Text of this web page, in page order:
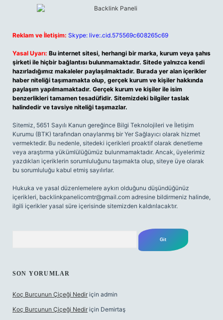
Reklam ve İletişim: Skype: live:.cid.575569c608265c69
Yasal Uyarı: Bu internet sitesi, herhangi bir marka, kurum veya şahıs
şirketi ile hiçbir bağlantısı bulunmamaktadır. Sitede yalnızca kendi
hazırladığımız makaleler paylaşılmaktadır. Burada yer alan içerikler
haber niteliği taşımamakta olup, gerçek kurum ve kişiler hakkında
paylaşım yapılmamaktadır. Gerçek kurum ve kişiler ile isim
benzerlikleri tamamen tesadüfidir. Sitemizdeki bilgiler taslak
halindedir ve tavsiye niteliği taşımazlar.
Sitemiz, 5651 Sayılı Kanun gereğince Bilgi Teknolojileri ve İletişim
Kurumu (BTK) tarafından onaylanmış bir Yer Sağlayıcı olarak hizmet
vermektedir. Bu nedenle, sitedeki içerikleri proaktif olarak denetleme
veya araştırma yükümlülüğümüz bulunmamaktadır. Ancak, üyelerimiz
yazdıkları içeriklerin sorumluluğunu taşımakta olup, siteye üye olarak
bu sorumluluğu kabul etmiş sayılırlar.
Hukuka ve yasal düzenlemelere aykırı olduğunu düşündüğünüz
içerikleri, backlinkpanelicomtr@gmail.com adresine bildirmeniz halinde,
ilgili içerikler yasal süre içerisinde sitemizden kaldırılacaktır.
SON YORUMLAR
Koç Burcunun Çiçeği Nedir için admin
Koç Burcunun Çiçeği Nedir için Demirtaş